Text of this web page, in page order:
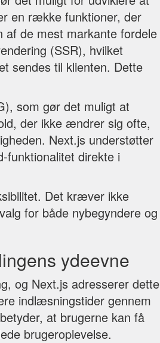
en række funktioner, der
af de mest markante fordele
(SSR), hvilket
sendes til klienten. Dette
som gør det muligt at
der ikke ændrer sig ofte,
Next.js understøtter
funktionalitet direkte i
Det kræver ikke
for både nybegyndere og
ydeevne
og Next.js adresserer dette
indlæsningstider gennem
at brugerne kan få
brugeroplevelse.